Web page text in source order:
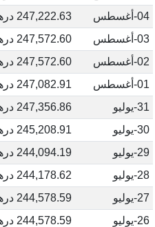
04-أغسطس
247,222.63 درهم إماراتي
03-أغسطس
247,572.60 درهم إماراتي
02-أغسطس
247,572.60 درهم إماراتي
01-أغسطس
247,082.91 درهم إماراتي
31-يوليو
247,356.86 درهم إماراتي
30-يوليو
245,208.91 درهم إماراتي
29-يوليو
244,094.19 درهم إماراتي
28-يوليو
244,178.62 درهم إماراتي
27-يوليو
244,578.59 درهم إماراتي
26-يوليو
244,578.59 درهم إماراتي